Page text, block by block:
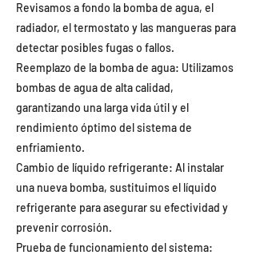
Revisamos a fondo la bomba de agua, el
radiador, el termostato y las mangueras para
detectar posibles fugas o fallos.
Reemplazo de la bomba de agua: Utilizamos
bombas de agua de alta calidad,
garantizando una larga vida útil y el
rendimiento óptimo del sistema de
enfriamiento.
Cambio de líquido refrigerante: Al instalar
una nueva bomba, sustituimos el líquido
refrigerante para asegurar su efectividad y
prevenir corrosión.
Prueba de funcionamiento del sistema: